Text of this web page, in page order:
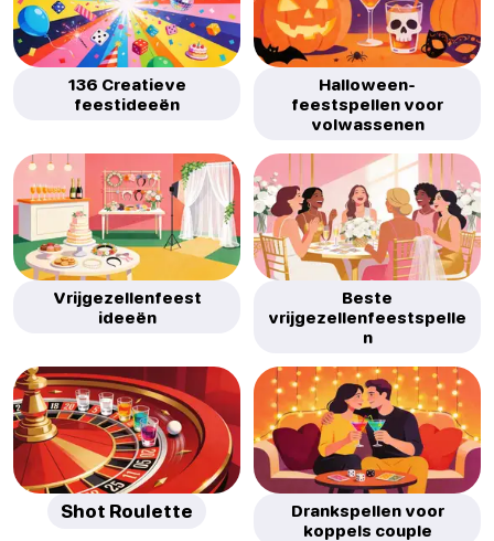
136 Creatieve
feestideeën
Halloween-
feestspellen voor
volwassenen
Vrijgezellenfeest
ideeën
Beste
vrijgezellenfeestspelle
n
Shot Roulette
Drankspellen voor
koppels couple